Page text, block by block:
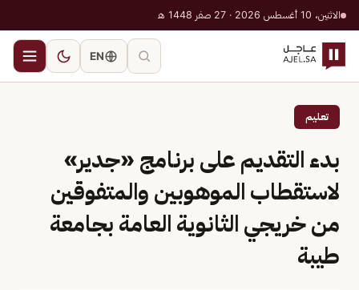
الاثنين، 10 أغسطس 2026 · 27 صفر 1448 هـ
EN
تعليم
بدء التقديم على برنامج «جدير»
لاستقطاب الموهوبين والمتفوقين
من خريجي الثانوية العامة بجامعة
طيبة